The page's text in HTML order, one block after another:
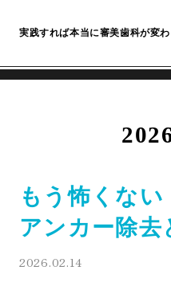
実践すれば本当に審美歯科が変
もう怖くない
アンカー除去
2026.02.14